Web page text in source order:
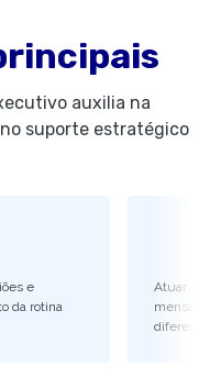
auxilia na
suporte estratégico
e
da rotina
Atuar na